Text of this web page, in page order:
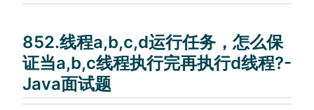
852.线程a,b,c,d运⾏任务，怎么保
证当a,b,c线程执⾏完再执⾏d线程?-
Java面试题